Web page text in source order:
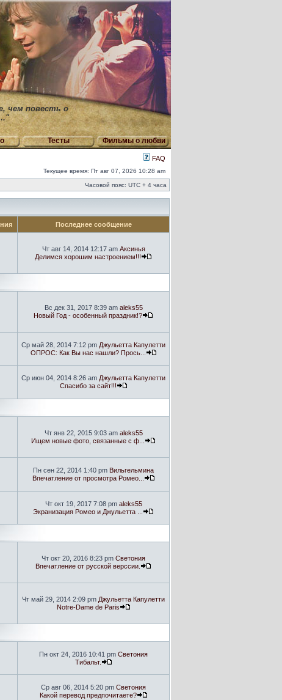
чем повесть о
Тесты Фильмы о любви
FAQ
Текущее время: Пт авг 07, 2026 10:28 am
Часовой пояс: UTC + 4 часа
Последнее сообщение
Чт авг 14, 2014 12:17 am Аксинья
Делимся хорошим настроением!!!
Вс дек 31, 2017 8:39 am aleks55
Новый Год - особенный праздник!?
Ср май 28, 2014 7:12 pm Джульетта Капулетти
ОПРОС: Как Вы нас нашли? Прось...
Ср июн 04, 2014 8:26 am Джульетта Капулетти
Спасибо за сайт!!!
Чт янв 22, 2015 9:03 am aleks55
Ищем новые фото, связанные с ф...
Пн сен 22, 2014 1:40 pm Вильгельмина
Впечатление от просмотра Ромео...
Чт окт 19, 2017 7:08 pm aleks55
Экранизация Ромео и Джульетта ...
Чт окт 20, 2016 8:23 pm Светония
Впечатление от русской верссии.
Чт май 29, 2014 2:09 pm Джульетта Капулетти
Notre-Dame de Paris
Пн окт 24, 2016 10:41 pm Светония
Тибальт.
Ср авг 06, 2014 5:20 pm Светония
Какой перевод предпочитаете?